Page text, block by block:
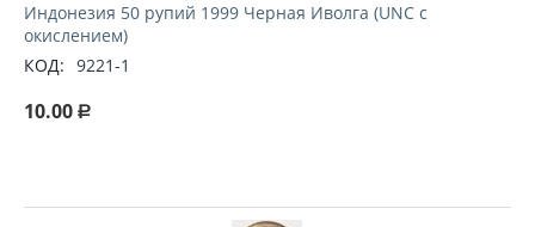
Индонезия 50 рупий 1999 Черная Иволга (UNC с
окислением)
КОД: 9221-1
10.00 Р